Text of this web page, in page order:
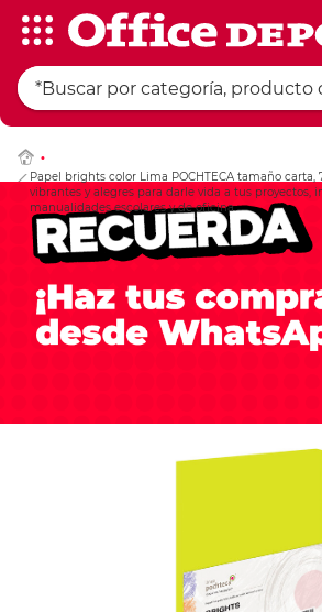
Papel brights color Lima POCHTECA tamaño carta,
vibrantes y alegres para darle vida a tus proyectos,
manualidades escolares y de oficina.